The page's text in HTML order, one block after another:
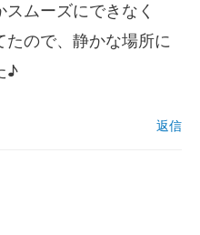
ムーズにできなく
たので、静かな場所に
♪
返信